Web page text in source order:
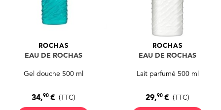
ROCHAS
EAU DE ROCHAS
Gel douche 500 ml
34,90 € (TTC)
ROCHAS
EAU DE ROCHAS
Lait parfumé 500 ml
29,90€ (TTC)